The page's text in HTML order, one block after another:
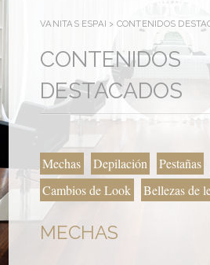
VANITAS ESPAI > CONTENIDOS
CONTENIDOS
DESTACADOS
Mechas Depilación Pestañas
Cambios de Look
Bellezas de
MECHAS